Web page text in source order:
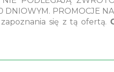
PROMOCJE
zapoznania się z tą ofertą.